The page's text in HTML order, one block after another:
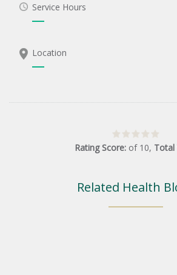
Service Hours
Location
Rating Score: of 10, Total
Related Health